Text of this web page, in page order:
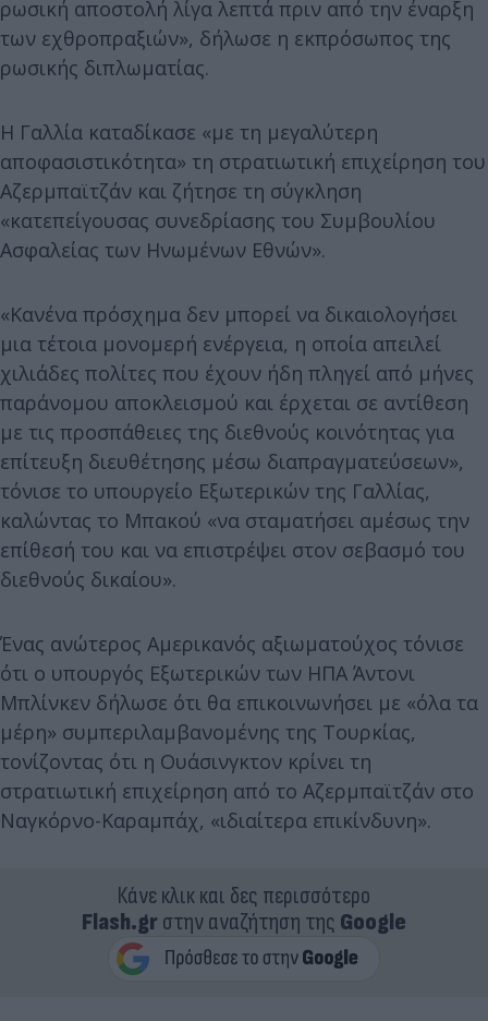
ρωσική αποστολή λίγα λεπτά πριν από την έναρξη
των εχθροπραξιών», δήλωσε η εκπρόσωπος της
ρωσικής διπλωματίας.
Η Γαλλία καταδίκασε «με τη μεγαλύτερη
αποφασιστικότητα» τη στρατιωτική επιχείρηση του
Αζερμπαϊτζάν και ζήτησε τη σύγκληση
«κατεπείγουσας συνεδρίασης του Συμβουλίου
Ασφαλείας των Ηνωμένων Εθνών».
«Κανένα πρόσχημα δεν μπορεί να δικαιολογήσει
μια τέτοια μονομερή ενέργεια, η οποία απειλεί
χιλιάδες πολίτες που έχουν ήδη πληγεί από μήνες
παράνομου αποκλεισμού και έρχεται σε αντίθεση
με τις προσπάθειες της διεθνούς κοινότητας για
επίτευξη διευθέτησης μέσω διαπραγματεύσεων»,
τόνισε το υπουργείο Εξωτερικών της Γαλλίας,
καλώντας το Μπακού «να σταματήσει αμέσως την
επίθεσή του και να επιστρέψει στον σεβασμό του
διεθνούς δικαίου».
Ένας ανώτερος Αμερικανός αξιωματούχος τόνισε
ότι ο υπουργός Εξωτερικών των ΗΠΑ Άντονι
Μπλίνκεν δήλωσε ότι θα επικοινωνήσει με «όλα τα
μέρη» συμπεριλαμβανομένης της Τουρκίας,
τονίζοντας ότι η Ουάσινγκτον κρίνει τη
στρατιωτική επιχείρηση από το Αζερμπαϊτζάν στο
Ναγκόρνο-Καραμπάχ, «ιδιαίτερα επικίνδυνη».
Κάνε κλικ και δες περισσότερο
Flash.grστην αναζήτηση της Google